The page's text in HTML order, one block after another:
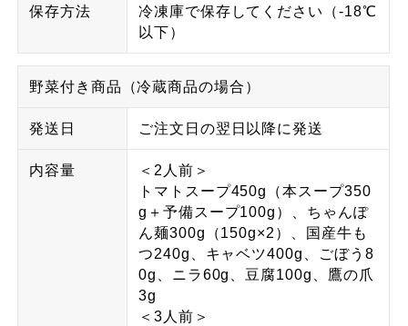
保存方法
冷凍庫で保存してください（-18℃
以下）
野菜付き商品（冷蔵商品の場合）
発送日 ご注文日の翌日以降に発送
内容量
＜2人前＞
トマトスープ450g（本スープ350
g＋予備スープ100g）、ちゃんぽ
ん麺300g（150g×2）、国産牛も
つ240g、キャベツ400g、ごぼう8
0g、ニラ60g、豆腐100g、鷹の爪
3g
＜3人前＞